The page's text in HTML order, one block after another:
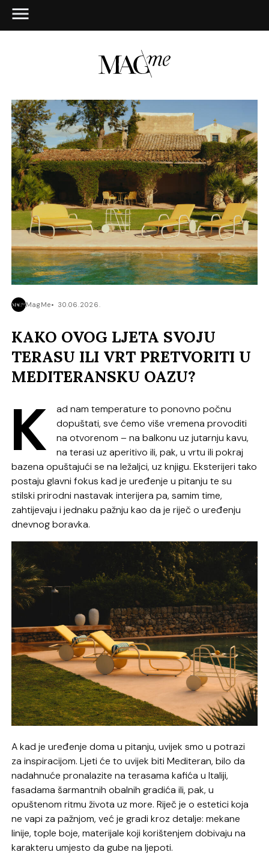
MagMe 30.06.2026.
KAKO OVOG LJETA SVOJU
TERASU ILI VRT PRETVORITI U
MEDITERANSKU OAZU?
K
ad nam temperature to ponovno počnu
dopuštati, sve ćemo više vremena provoditi
na otvorenom – na balkonu uz jutarnju kavu,
na terasi uz aperitivo ili, pak, u vrtu ili pokraj
bazena opuštajući se na ležaljci, uz knjigu. Eksterijeri tako
postaju glavni fokus kad je uređenje u pitanju te su
stilski prirodni nastavak interijera pa, samim time,
zahtijevaju i jednaku pažnju kao da je riječ o uređenju
dnevnog boravka.
A kad je uređenje doma u pitanju, uvijek smo u potrazi
za inspiracijom. Ljeti će to uvijek biti Mediteran, bilo da
nadahnuće pronalazite na terasama kafića u Italiji,
fasadama šarmantnih obalnih gradića ili, pak, u
opuštenom ritmu života uz more. Riječ je o estetici koja
ne vapi za pažnjom, već je gradi kroz detalje: mekane
linije, tople boje, materijale koji korištenjem dobivaju na
karakteru umjesto da gube na ljepoti.